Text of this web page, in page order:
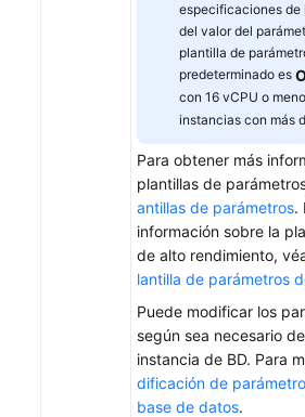
especificaciones de
del valor del
plantilla de
predeterminado es
con 16 vCPU o
instancias con más
Para obtener más
plantillas de
antillas de parámetros.
información sobre la
de alto rendimiento,
lantilla de parámetros
Puede modificar los
según sea necesario
instancia de BD. Para
dificación de
base de datos.